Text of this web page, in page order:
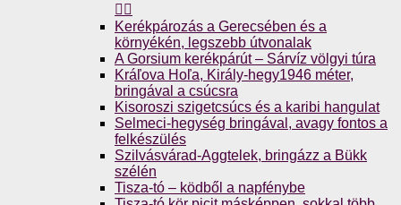
🚴‍♀️
Kerékpározás a Gerecsében és a
környékén, legszebb útvonalak
A Gorsium kerékpárút – Sárvíz völgyi túra
Kráľova Hoľa, Király-hegy1946 méter,
bringával a csúcsra
Kisoroszi szigetcsúcs és a karibi hangulat
Selmeci-hegység bringával, avagy fontos a
felkészülés
Szilvásvárad-Aggtelek, bringázz a Bükk
szélén
Tisza-tó – ködből a napfénybe